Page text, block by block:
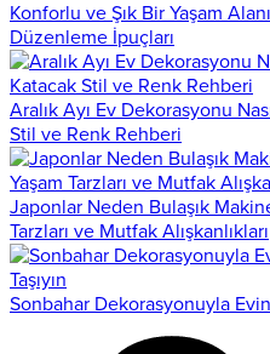
Konforlu ve Şık Bir Yaşam
Düzenleme İpuçları
Aralık Ayı Ev Dekorasyonu
Stil ve Renk Rehberi
Japonlar Neden Bulaşık
Tarzları ve Mutfak Alışkanlıkları
Sonbahar Dekorasyonuyla